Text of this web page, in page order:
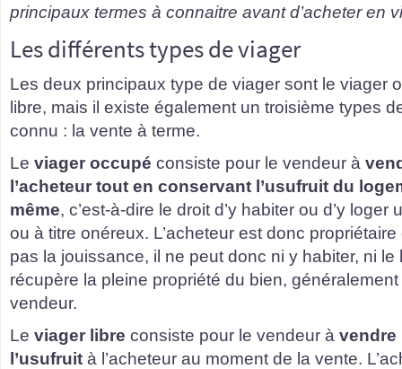
principaux termes à connaitre avant d’acheter en
Les différents types de viager
Les deux principaux type de viager sont le viager
libre, mais il existe également un troisième types
connu : la vente à terme.
Le viager occupé consiste pour le vendeur à
l’acheteur tout en conservant l’usufruit du
même, c’est-à-dire le droit d’y habiter ou d’y loger
ou à titre onéreux. L’acheteur est donc propriétaire
pas la jouissance, il ne peut donc ni y habiter, ni le
récupère la pleine propriété du bien,
vendeur.
Le viager libre consiste pour le vendeur à vendre
l’usufruit à l’acheteur au moment de la vente.